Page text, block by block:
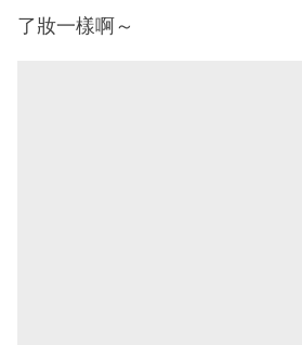
了妝一樣啊～